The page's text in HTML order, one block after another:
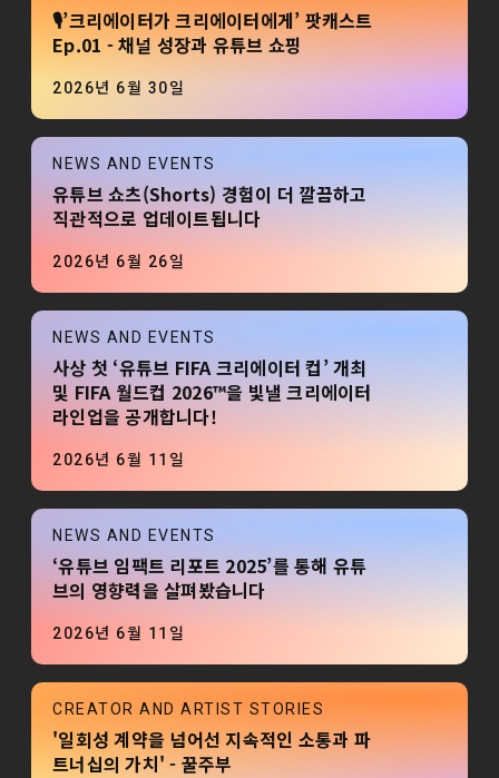
🎙️’크리에이터가 크리에이터에게’ 팟캐스트
Ep.01 - 채널 성장과 유튜브 쇼핑
2026년 6월 30일
NEWS AND EVENTS
유튜브 쇼츠(Shorts) 경험이 더 깔끔하고
직관적으로 업데이트됩니다
2026년 6월 26일
NEWS AND EVENTS
사상 첫 ‘유튜브 FIFA 크리에이터 컵’ 개최
및 FIFA 월드컵 2026™을 빛낼 크리에이터
라인업을 공개합니다!
2026년 6월 11일
NEWS AND EVENTS
‘유튜브 임팩트 리포트 2025’를 통해 유튜
브의 영향력을 살펴봤습니다
2026년 6월 11일
CREATOR AND ARTIST STORIES
'일회성 계약을 넘어선 지속적인 소통과 파
트너십의 가치' - 꿀주부